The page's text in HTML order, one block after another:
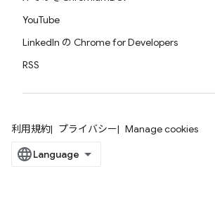
YouTube
LinkedIn の Chrome for Developers
RSS
利用規約 プライバシー Manage cookies